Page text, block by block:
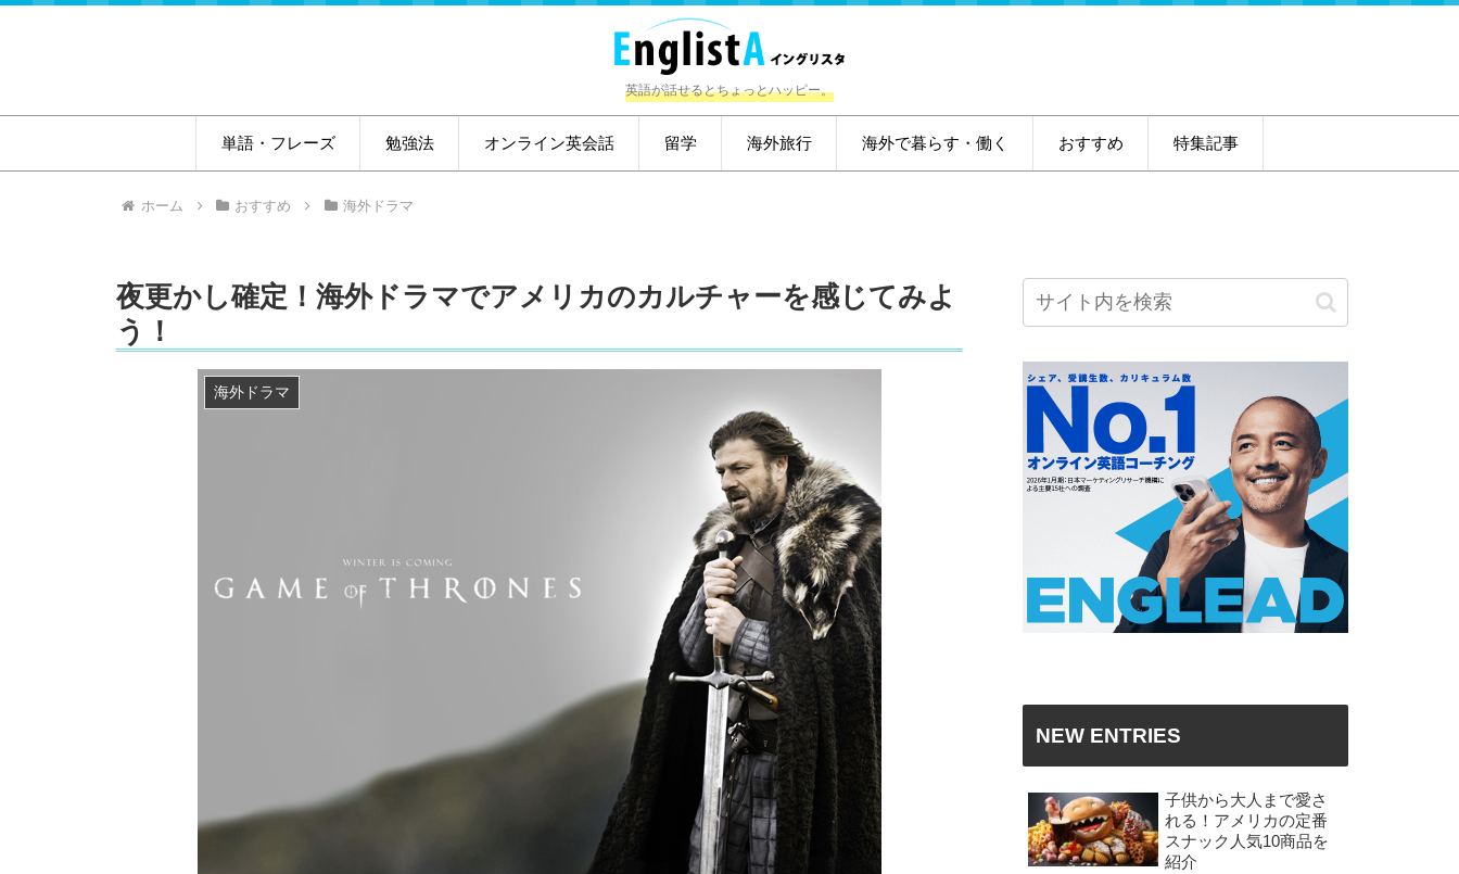
英語が話せるとちょっとハッピー。
単語・フレーズ 勉強法 オンライン英会話 留学 海外旅行 海外で暮らす・働く おすすめ 特集記事
ホーム おすすめ 海外ドラマ
夜更かし確定！海外ドラマでアメリカのカルチャーを感じてみよ
う！
海外ドラマ
NEW ENTRIES
子供から大人まで愛さ
れる！アメリカの定番
スナック人気10商品を
紹介